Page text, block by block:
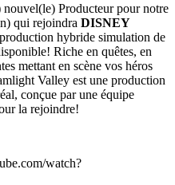
Producteur pour notre
qui rejoindra DISNEY
hybride simulation de
Riche en quêtes, en
mettant en scène vos héros
Valley est une production
conçue par une équipe
la rejoindre!
watch?